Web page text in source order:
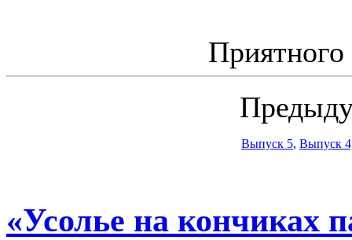
Выпуск 5, Выпуск
«Усолье на кончиках